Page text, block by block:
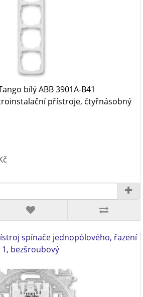
bílý ABB 3901A-B41
přístroje, čtyřnásobný
spínače jednopólového, řazení
1, bezšroubový